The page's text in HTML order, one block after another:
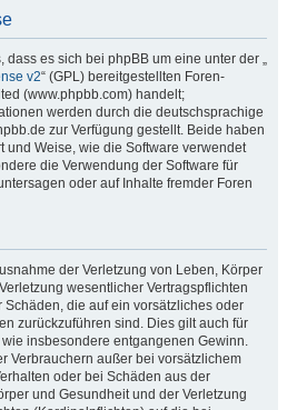
dass es sich bei phpBB um eine unter der „
v2“ (GPL) bereitgestellten Foren-
(www.phpbb.com) handelt;
werden durch die deutschsprachige
zur Verfügung gestellt. Beide haben
und Weise, wie die Software verwendet
die Verwendung der Software für
oder auf Inhalte fremder Foren
der Verletzung von Leben, Körper
wesentlicher Vertragspflichten
die auf ein vorsätzliches oder
zurückzuführen sind. Dies gilt auch für
insbesondere entgangenen Gewinn.
Verbrauchern außer bei vorsätzlichem
oder bei Schäden aus der
und Gesundheit und der Verletzung